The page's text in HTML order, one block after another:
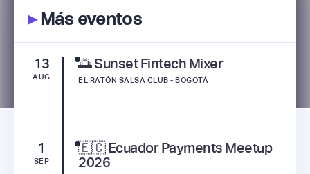
▸Más eventos
13
AUG
🌅 Sunset Fintech Mixer
EL RATÓN SALSA CLUB - BOGOTÁ
1
SEP
🇪🇨 Ecuador Payments Meetup
2026